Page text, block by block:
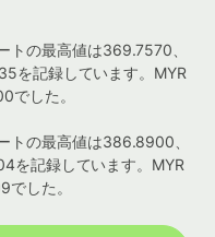
トの最高値は369.7570、
を記録しています。MYR
でした。
トの最高値は386.8900、
を記録しています。MYR
した。